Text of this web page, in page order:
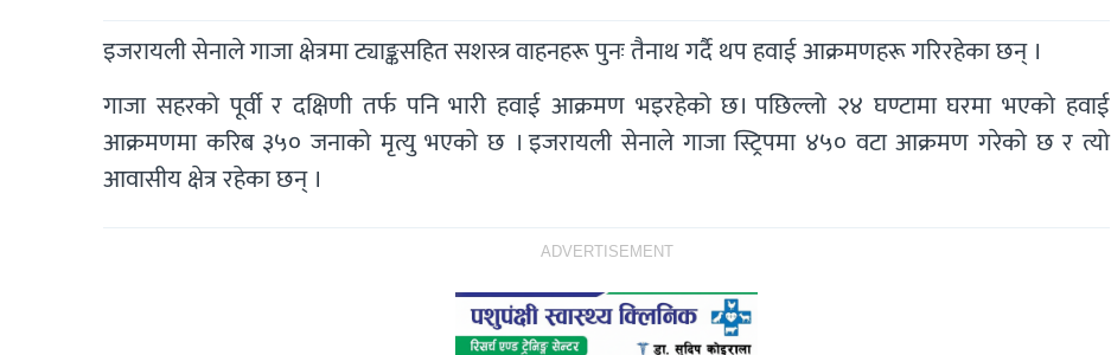
इजरायली सेनाले गाजा क्षेत्रमा ट्याङ्कसहित सशस्त्र वाहनहरू पुनः तैनाथ गर्दै थप हवाई आक्रमणहरू गरिरहेका छन् ।
गाजा सहरको पूर्वी र दक्षिणी तर्फ पनि भारी हवाई आक्रमण भइरहेको छ। पछिल्लो २४ घण्टामा घरमा भएको हवाई
आक्रमणमा करिब ३५० जनाको मृत्यु भएको छ । इजरायली सेनाले गाजा स्ट्रिपमा ४५० वटा आक्रमण गरेको छ र त्यो
आवासीय क्षेत्र रहेका छन् ।
ADVERTISEMENT